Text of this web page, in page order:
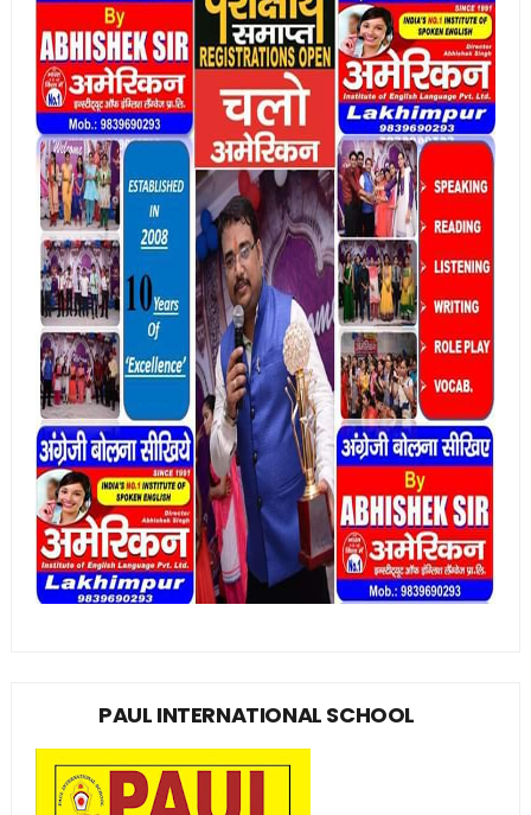
PAUL INTERNATIONAL SCHOOL